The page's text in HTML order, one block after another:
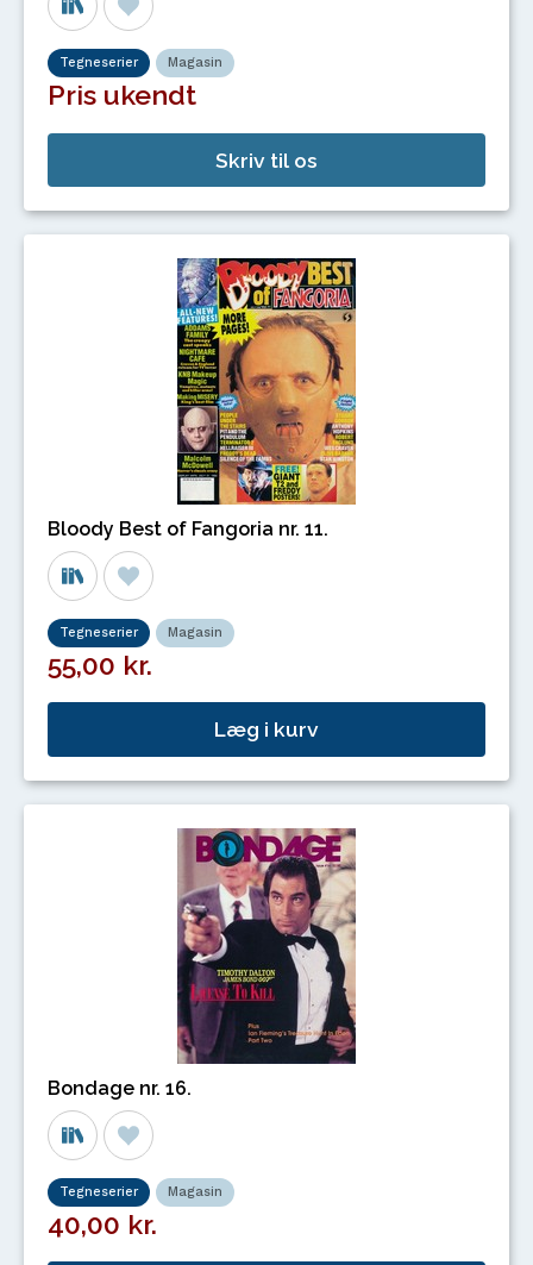
Tegneserier Magasin
Pris ukendt
Skriv til os
Bloody Best of Fangoria nr. 11.
Tegneserier Magasin
55,00 kr.
Læg i kurv
Bondage nr. 16.
Tegneserier Magasin
40,00 kr.